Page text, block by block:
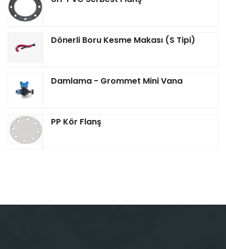
Dönerli Boru Kesme Makası (S Tipi)
Damlama - Grommet Mini Vana
PP Kör Flanş